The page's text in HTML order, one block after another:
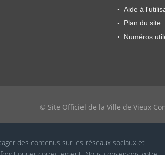
Aide à
Plan du site
Numéros
© Site Officiel de la Ville de Vieux
des contenus sur les réseaux sociaux et